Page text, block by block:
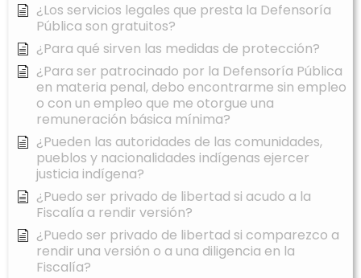
¿Los servicios legales que presta la Defensoría
Pública son gratuitos?
¿Para qué sirven las medidas de protección?
¿Para ser patrocinado por la Defensoría Pública
en materia penal, debo encontrarme sin empleo
o con un empleo que me otorgue una
remuneración básica mínima?
¿Pueden las autoridades de las comunidades,
pueblos y nacionalidades indígenas ejercer
justicia indígena?
¿Puedo ser privado de libertad si acudo a la
Fiscalía a rendir versión?
¿Puedo ser privado de libertad si comparezco a
rendir una versión o a una diligencia en la
Fiscalía?